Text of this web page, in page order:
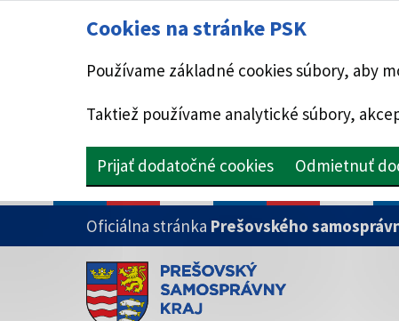
Cookies na stránke PSK
Používame základné cookies súbory, aby
Taktiež používame analytické súbory,
Prijať dodatočné cookies Odmietnuť
PRESKOČIŤ NA HLAVNÝ OBSAH
Oficiálna stránka Prešovského
Doména psk.sk je oficiálna